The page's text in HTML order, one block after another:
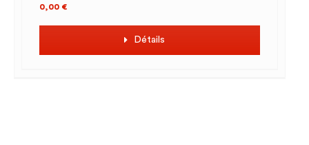
0,00 €
Détails